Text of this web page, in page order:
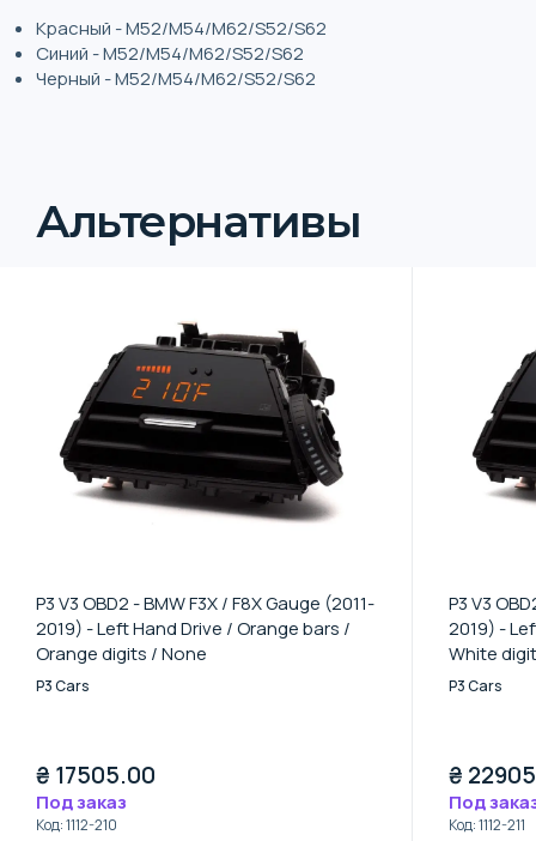
Красный - M52/M54/M62/S52/S62
Синий - M52/M54/M62/S52/S62
Черный - M52/M54/M62/S52/S62
Альтернативы
P3 V3 OBD2 - BMW F3X / F8X Gauge (2011-
2019) - Left Hand Drive / Orange bars /
Orange digits / None
P3 Cars
₴ 17505.00
Под заказ
Код:1112-210
P3 V3
2019) -
White
P3 Cars
₴
Под
Код:1112-211